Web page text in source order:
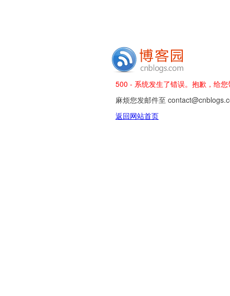
500 - 系统发生了错误。抱歉，给
麻烦您发邮件至
返回网站首页